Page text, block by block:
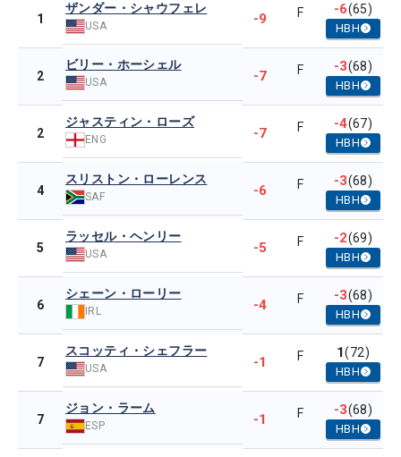
1
ザンダー・シャウフェレ
USA -9 F -6(65)
HBH
2
ビリー・ホーシェル
USA -7 F -3(68)
HBH
2
ジャスティン・ローズ
ENG -7 F -4(67)
HBH
4
スリストン・ローレンス
SAF -6 F -3(68)
HBH
5
ラッセル・ヘンリー
USA -5 F -2(69)
HBH
6
シェーン・ローリー
IRL -4 F -3(68)
HBH
7
スコッティ・シェフラー
USA -1 F 1(72)
HBH
7
ジョン・ラーム
ESP -1 F -3(68)
HBH